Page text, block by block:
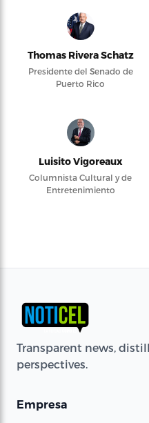
Thomas Rivera Schatz
Presidente del Senado de
Puerto Rico
Luisito Vigoreaux
Columnista Cultural y de
Entretenimiento
Transparent news,
perspectives.
Empresa